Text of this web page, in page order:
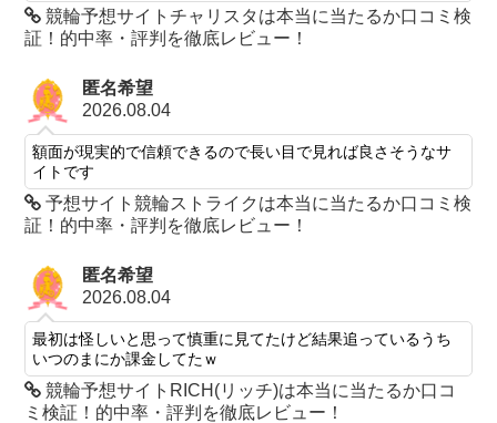
競輪予想サイトチャリスタは本当に当たるか口コミ検
証！的中率・評判を徹底レビュー！
匿名希望
2026.08.04
額面が現実的で信頼できるので長い目で見れば良さそうなサ
イトです
予想サイト競輪ストライクは本当に当たるか口コミ検
証！的中率・評判を徹底レビュー！
匿名希望
2026.08.04
最初は怪しいと思って慎重に見てたけど結果追っているうち
いつのまにか課金してたｗ
競輪予想サイトRICH(リッチ)は本当に当たるか口コ
ミ検証！的中率・評判を徹底レビュー！